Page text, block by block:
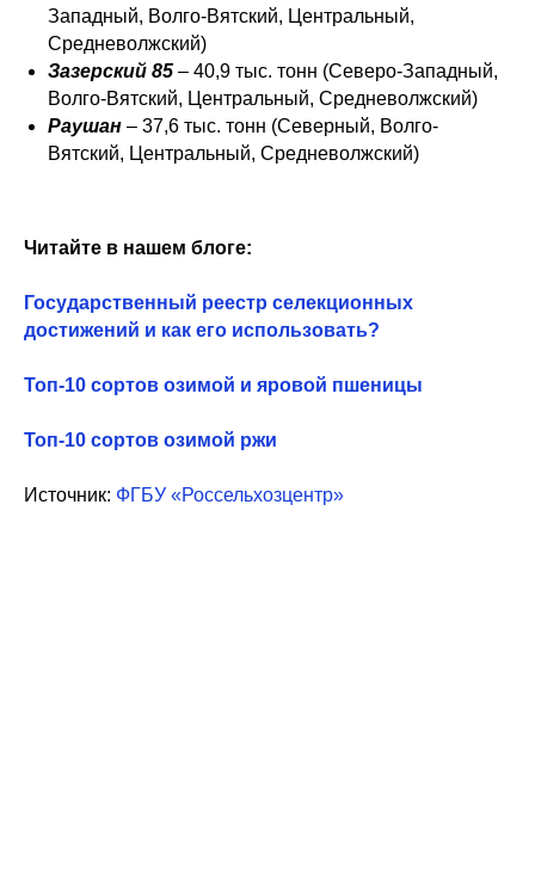
Западный, Волго-Вятский, Центральный,
Средневолжский)
Зазерский 85 – 40,9 тыс. тонн (Северо-Западный,
Волго-Вятский, Центральный, Средневолжский)
Раушан – 37,6 тыс. тонн (Северный, Волго-
Вятский, Центральный, Средневолжский)
Читайте в нашем блоге:
Государственный реестр селекционных
достижений и как его использовать?
Топ-10 сортов озимой и яровой пшеницы
Топ-10 сортов озимой ржи
Источник: ФГБУ «Россельхозцентр»